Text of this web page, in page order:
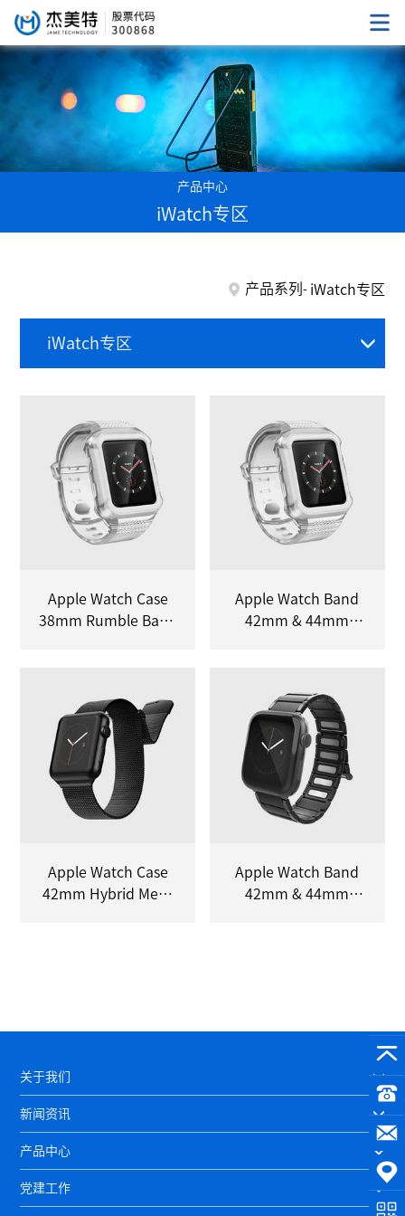
产品中心
iWatch专区
产品系列 iWatch专区
iWatch专区
Apple Watch Case
38mm Rumble Band
Apple Watch Band
42mm & 44mm
Apple Watch Case
42mm Hybrid Mesh
Apple Watch Band
42mm & 44mm
关于我们
新闻资讯
产品中心
党建工作